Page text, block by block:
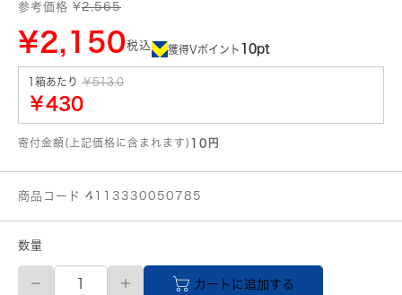
参考価格 ¥2,565
¥2,150税込 獲得Vポイント 10pt
1箱あたり ￥513.0
￥430
寄付金額(上記価格に含まれます) 10円
商品コード 4113330050785
数量
伊
カートに追加する